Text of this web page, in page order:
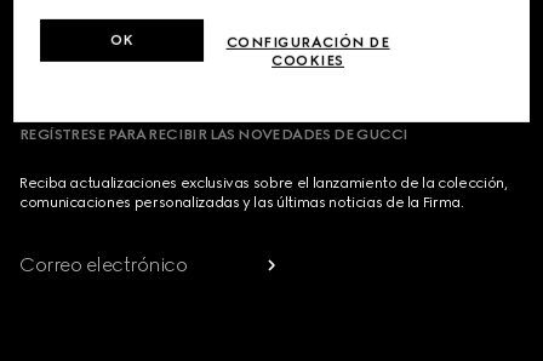
PAÍS/REGIÓN, CIUDAD
REGÍSTRESE PARA RECIBIR LAS NOVEDADES DE GUCCI
Reciba actualizaciones exclusivas sobre el lanzamiento de la colección,
comunicaciones personalizadas y las últimas noticias de la Firma.
Correo electrónico
CONFIGURACIÓN DE
COOKIES
OK